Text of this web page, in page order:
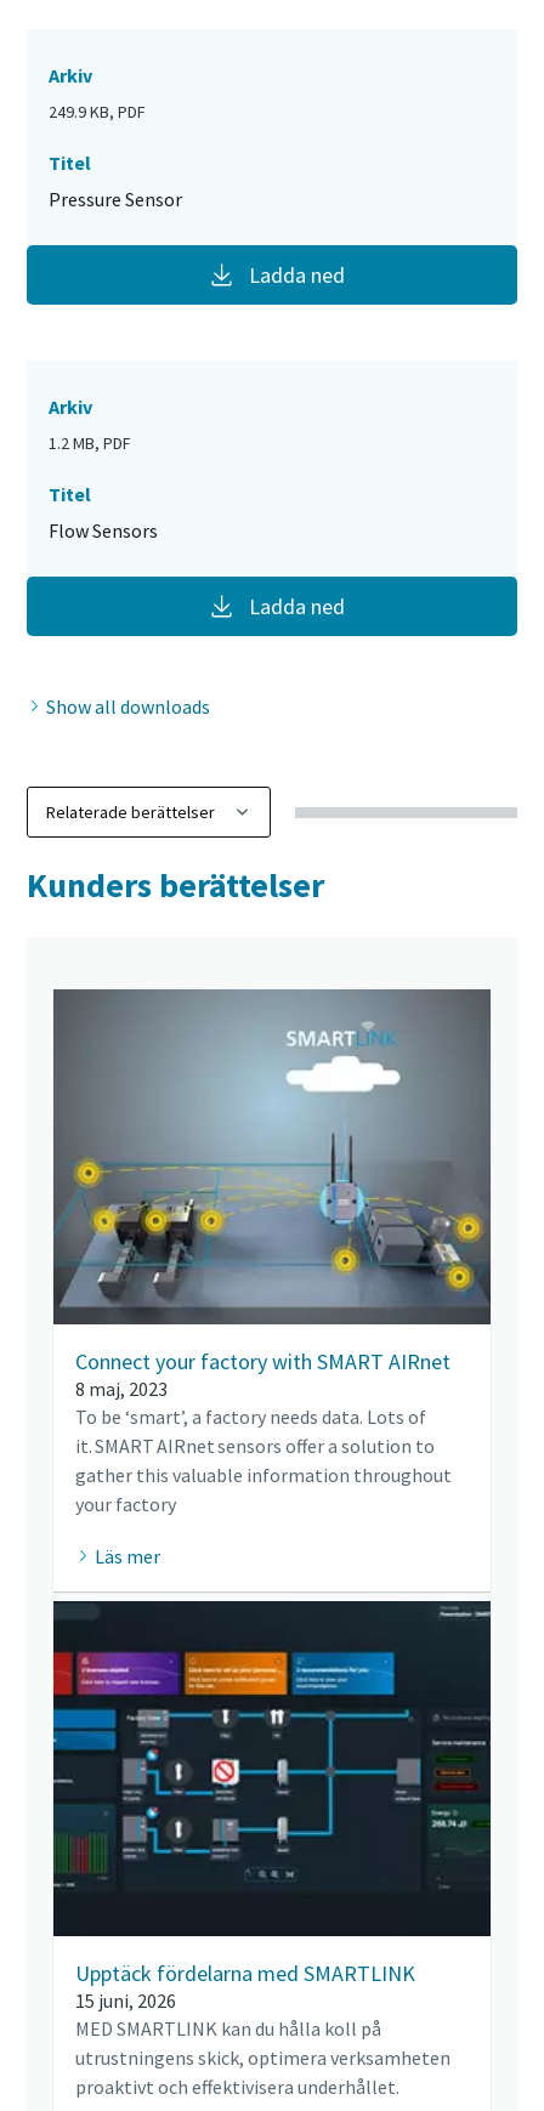
Arkiv
249.9 KB, PDF
Titel
Pressure Sensor
Ladda ned
Arkiv
1.2 MB, PDF
Titel
Flow Sensors
Ladda ned
Show all downloads
Kunders berättelser
Connect your factory with SMART AIRnet
8 maj, 2023
To be ‘smart’, a factory needs data. Lots of
it. SMART AIRnet sensors offer a solution to
gather this valuable information throughout
your factory
Läs mer
Upptäck fördelarna med SMARTLINK
15 juni, 2026
MED SMARTLINK kan du hålla koll på
utrustningens skick, optimera verksamheten
proaktivt och effektivisera underhållet.